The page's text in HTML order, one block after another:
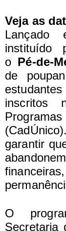
Veja as
Lançado
instituído
o Pé-de-
de
inscritos
garantir
O
Secretaria